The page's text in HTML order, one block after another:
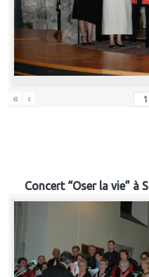
« ‹
Concert “Oser la vie” à